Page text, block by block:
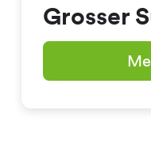
Grosser